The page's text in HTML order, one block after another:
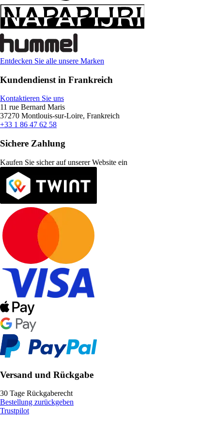
Entdecken Sie alle unsere Marken
Kundendienst in Frankreich
Kontaktieren Sie uns
11 rue Bernard Maris
37270 Montlouis-sur-Loire, Frankreich
+33 1 86 47 62 58
Sichere Zahlung
Kaufen Sie sicher auf unserer Website ein
Versand und Rückgabe
30 Tage Rückgaberecht
Bestellung zurückgeben
Trustpilot